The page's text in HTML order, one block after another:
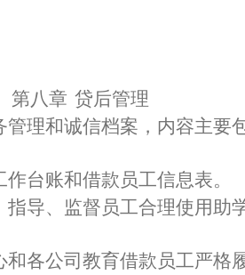
第八章 贷后管理
理和诚信档案，内容主要
台账和借款员工信息表。
导、监督员工合理使用助
各公司教育借款员工严格